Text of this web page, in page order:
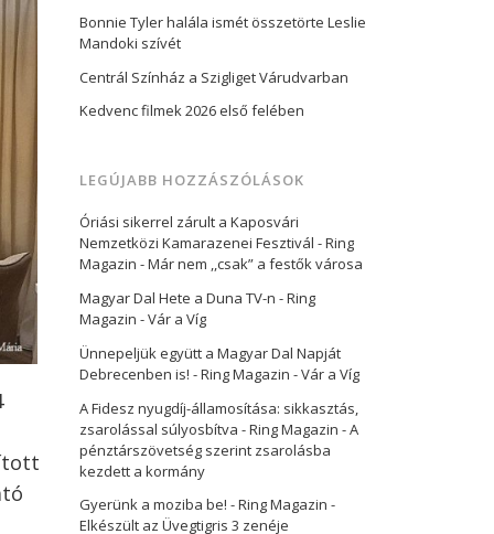
Bonnie Tyler halála ismét összetörte Leslie
Mandoki szívét
Centrál Színház a Szigliget Várudvarban
Kedvenc filmek 2026 első felében
LEGÚJABB HOZZÁSZÓLÁSOK
Óriási sikerrel zárult a Kaposvári
Nemzetközi Kamarazenei Fesztivál - Ring
Magazin -Már nem ,,csak” a festők városa
Magyar Dal Hete a Duna TV-n - Ring
Magazin -Vár a Víg
Ünnepeljük együtt a Magyar Dal Napját
Debrecenben is! - Ring Magazin -Vár a Víg
A Fidesz nyugdíj-államosítása: sikkasztás,
zsarolással súlyosbítva - Ring Magazin -A
pénztárszövetség szerint zsarolásba
kezdett a kormány
Gyerünk a moziba be! - Ring Magazin -
Elkészült az Üvegtigris 3 zenéje